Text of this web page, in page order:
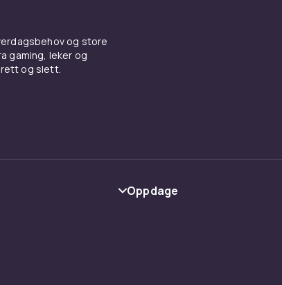
og store
gaming, leker og
og slett.
Oppdage